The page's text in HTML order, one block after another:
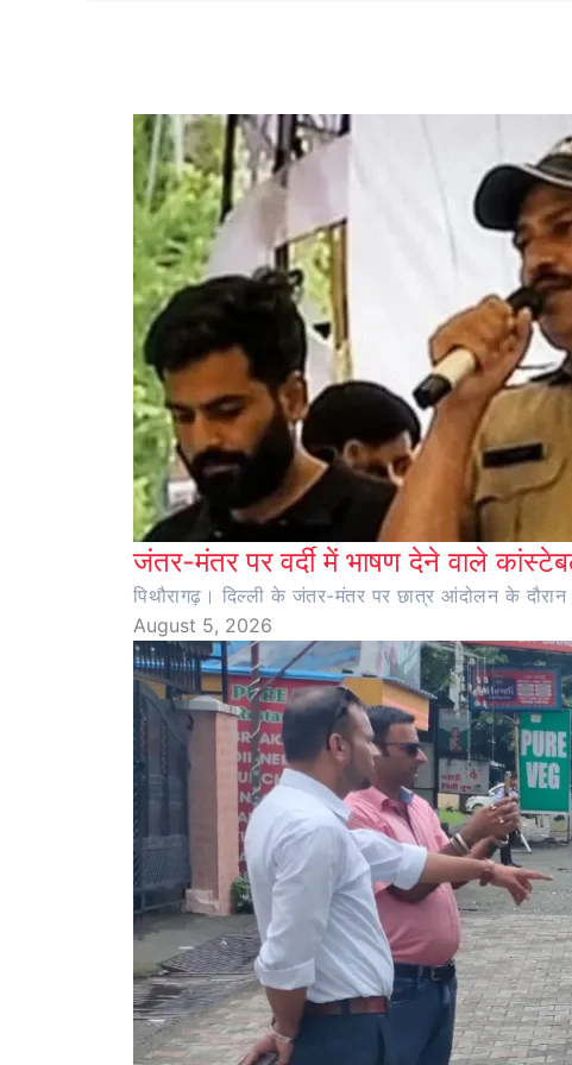
जंतर-मंतर पर वर्दी में भाषण देने वाले
पिथौरागढ़। दिल्ली के जंतर-मंतर पर छात्र आंदोलन के
August 5, 2026